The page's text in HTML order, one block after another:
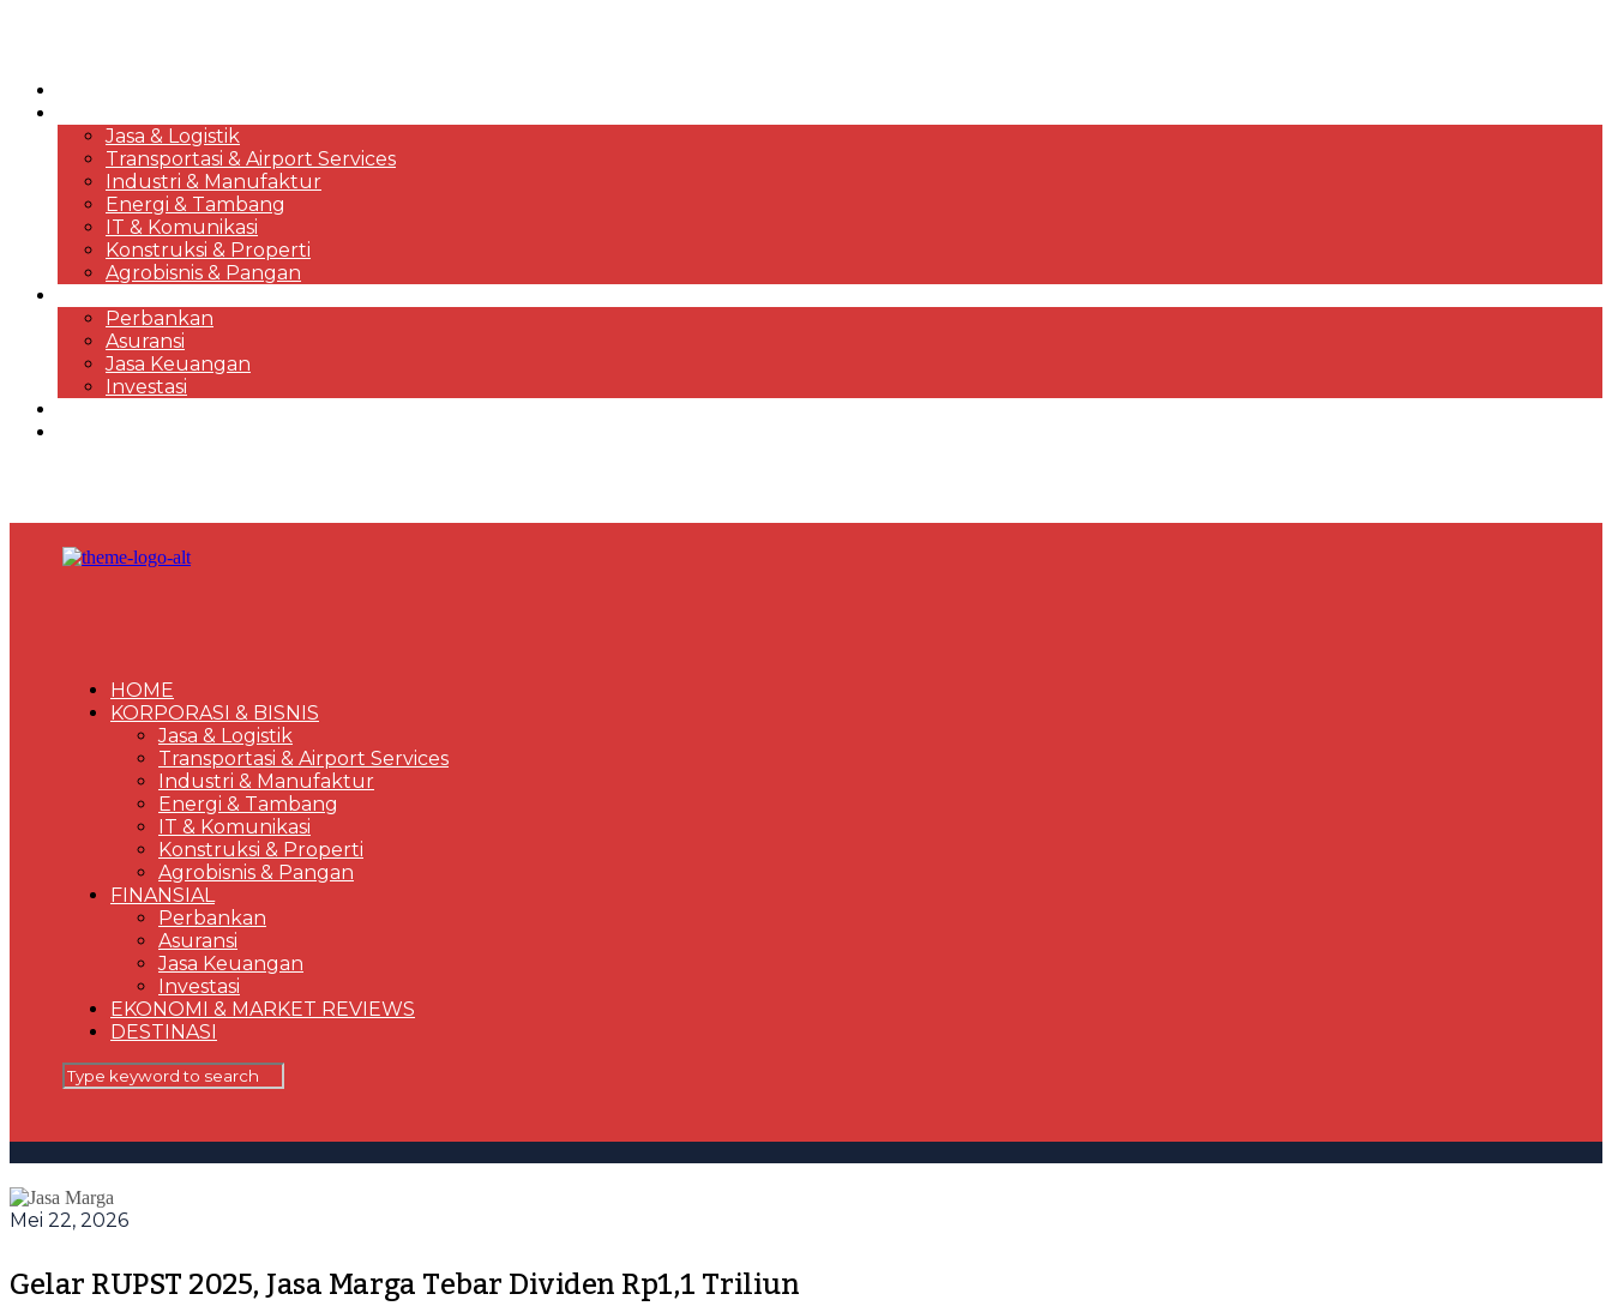
Jasa & Logistik
Transportasi & Airport Services
Industri & Manufaktur
Energi & Tambang
IT & Komunikasi
Konstruksi & Properti
Agrobisnis & Pangan
Perbankan
Asuransi
Jasa Keuangan
Investasi
HOME
KORPORASI & BISNIS
Jasa & Logistik
Transportasi & Airport Services
Industri & Manufaktur
Energi & Tambang
IT & Komunikasi
Konstruksi & Properti
Agrobisnis & Pangan
FINANSIAL
Perbankan
Asuransi
Jasa Keuangan
Investasi
EKONOMI & MARKET REVIEWS
DESTINASI
Mei 22, 2026
Gelar RUPST 2025, Jasa Marga Tebar Dividen Rp1,1 Triliun